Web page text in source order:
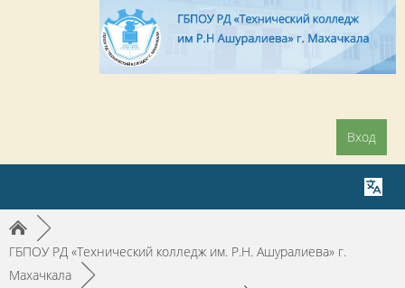
Вход
►
ГБПОУ РД «Технический колледж им. Р.Н. Ашуралиева» г.
Махачкала
►